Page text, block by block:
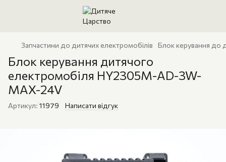
Запчастини до дитячих електромобілів Блок керування до
Блок керування дитячого
електромобіля HY2305M-AD-3W-
MAX-24V
Артикул: 11979 Написати відгук